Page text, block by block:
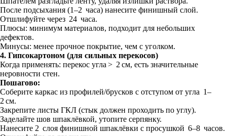
После подсыхания (1–2 часа) нанесите финишный слой.
Отшлифуйте через 24 часа.
Плюсы: минимум материалов, подходит для небольших
дефектов.
Минусы: менее прочное покрытие, чем с уголком.
4. Гипсокартоном (для сильных перекосов)
Когда применять: перекос угла > 2 см, есть значительные
неровности стен.
Пошагово:
Соберите каркас из профилей/брусков с отступом от угла 1–
2 см.
Закрепите листы ГКЛ (стык должен проходить по углу).
Заделайте шов шпаклёвкой, утопите серпянку.
Нанесите 2 слоя финишной шпаклёвки с просушкой 6–8 часов.